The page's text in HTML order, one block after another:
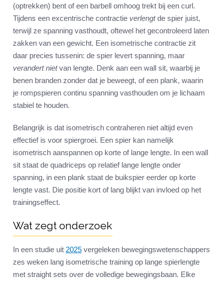
(optrekken) bent of een barbell omhoog trekt bij een curl.
Tijdens een excentrische contractie verlengtde spier juist,
terwijl ze spanning vasthoudt, oftewel het gecontroleerd laten
zakken van een gewicht. Een isometrische contractie zit
daar precies tussenin: de spier levert spanning, maar
verandert nietvan lengte. Denk aan een wall sit, waarbij je
benen branden zonder dat je beweegt, of een plank, waarin
je rompspieren continu spanning vasthouden om je lichaam
stabiel te houden.
Belangrijk is dat isometrisch contraheren niet altijd even
effectief is voor spiergroei. Een spier kan namelijk
isometrisch aanspannen op korte of lange lengte. In een wall
sit staat de quadriceps op relatief lange lengte onder
spanning, in een plank staat de buikspier eerder op korte
lengte vast. Die positie kort of lang blijkt van invloed op het
trainingseffect.
Wat zegt onderzoek
In een studie uit 2025 vergeleken bewegingswetenschappers
zes weken lang isometrische training op lange spierlengte
met straight sets over de volledige bewegingsbaan. Elke